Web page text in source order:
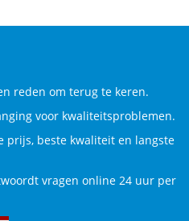
reden om terug te keren.
voor kwaliteitsproblemen.
prijs, beste kwaliteit en langste
vragen online 24 uur per